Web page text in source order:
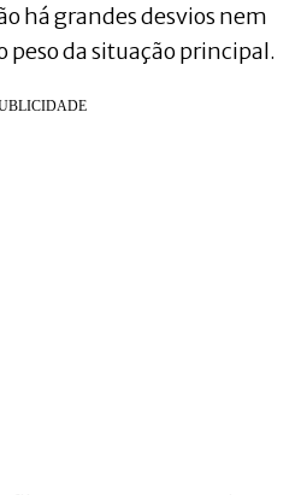
há grandes desvios nem
da situação principal.